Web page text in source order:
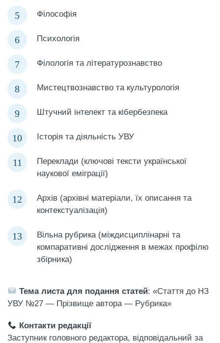
Філософія
Психологія
Філологія та літературознавство
Мистецтвознавство та культурологія
Штучний інтелект та кібербезпека
Історія та діяльність УВУ
Переклади (ключові тексти української
наукової еміграції)
Архів (архівні матеріали, їх описання та
контекстуалізація)
Вільна рубрика (міждисциплінарні та
компаративні дослідження в межах профілю
збірника)
Тема листа для подання статей: «Стаття до НЗ
УВУ №27 — Прізвище автора — Рубрика»
Контакти редакції
Заступник головного редактора, відповідальний за